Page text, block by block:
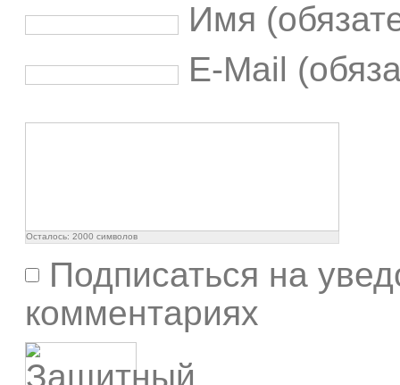
Имя
E-Mail
Осталось: 2000 символов
Подписаться на
комментариях